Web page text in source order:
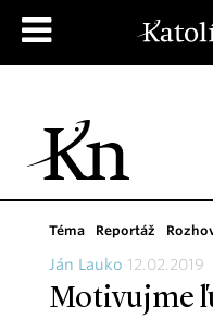
Téma Reportáž
Ján Lauko 12.02.2019
Motivujme